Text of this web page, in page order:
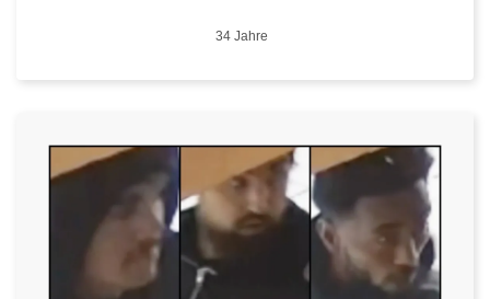
Alter
34 Jahre